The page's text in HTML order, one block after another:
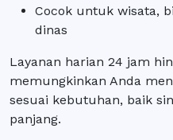
Cocok untuk wisata,
dinas
Layanan harian 24 jam
memungkinkan Anda
sesuai kebutuhan, baik
panjang.